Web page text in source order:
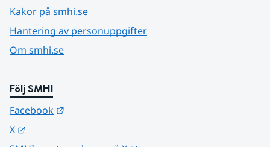
Kakor på smhi.se
Hantering av personuppgifter
Om smhi.se
Följ SMHI
Facebook
X